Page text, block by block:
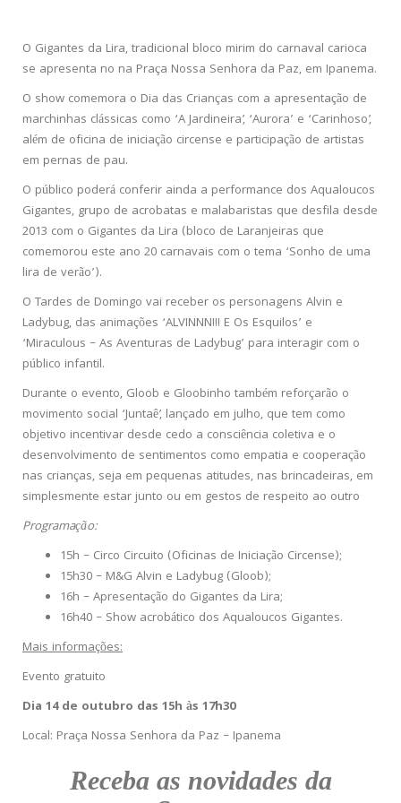
O Gigantes da Lira, tradicional bloco mirim do carnaval carioca
se apresenta no na Praça Nossa Senhora da Paz, em Ipanema.
O show comemora o Dia das Crianças com a apresentação de
marchinhas clássicas como ‘A Jardineira’, ‘Aurora’ e ‘Carinhoso’,
além de oficina de iniciação circense e participação de artistas
em pernas de pau.
O público poderá conferir ainda a performance dos Aqualoucos
Gigantes, grupo de acrobatas e malabaristas que desfila desde
2013 com o Gigantes da Lira (bloco de Laranjeiras que
comemorou este ano 20 carnavais com o tema ‘Sonho de uma
lira de verão’).
O Tardes de Domingo vai receber os personagens Alvin e
Ladybug, das animações ‘ALVINNN!!! E Os Esquilos’ e
‘Miraculous – As Aventuras de Ladybug’ para interagir com o
público infantil.
Durante o evento, Gloob e Gloobinho também reforçarão o
movimento social ‘Juntaê’, lançado em julho, que tem como
objetivo incentivar desde cedo a consciência coletiva e o
desenvolvimento de sentimentos como empatia e cooperação
nas crianças, seja em pequenas atitudes, nas brincadeiras, em
simplesmente estar junto ou em gestos de respeito ao outro
Programação:
15h – Circo Circuito (Oficinas de Iniciação Circense);
15h30 – M&G Alvin e Ladybug (Gloob);
16h – Apresentação do Gigantes da Lira;
16h40 – Show acrobático dos Aqualoucos Gigantes.
Mais informações:
Evento gratuito
Dia 14 de outubro das 15h às 17h30
Local: Praça Nossa Senhora da Paz – Ipanema
Receba as novidades da